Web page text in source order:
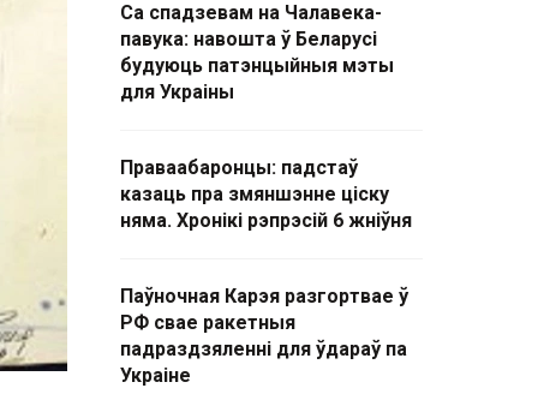
Са спадзевам на Чалавека-
павука: навошта ў Беларусі
будуюць патэнцыйныя мэты
для Украіны
Праваабаронцы: падстаў
казаць пра змяншэнне ціску
няма. Хронікі рэпрэсій 6 жніўня
Паўночная Карэя разгортвае ў
РФ свае ракетныя
падраздзяленні для ўдараў па
Украіне